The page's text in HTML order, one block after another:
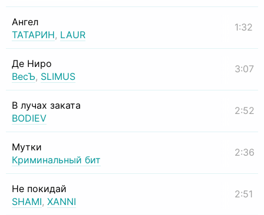
Ангел
ТАТАРИН, LAUR
1:32
Де Ниро
ВесЪ, SLIMUS
3:07
В лучах заката
BODIEV
2:52
Мутки
Криминальный бит
2:36
Не покидай
SHAMI, XANNI
2:51